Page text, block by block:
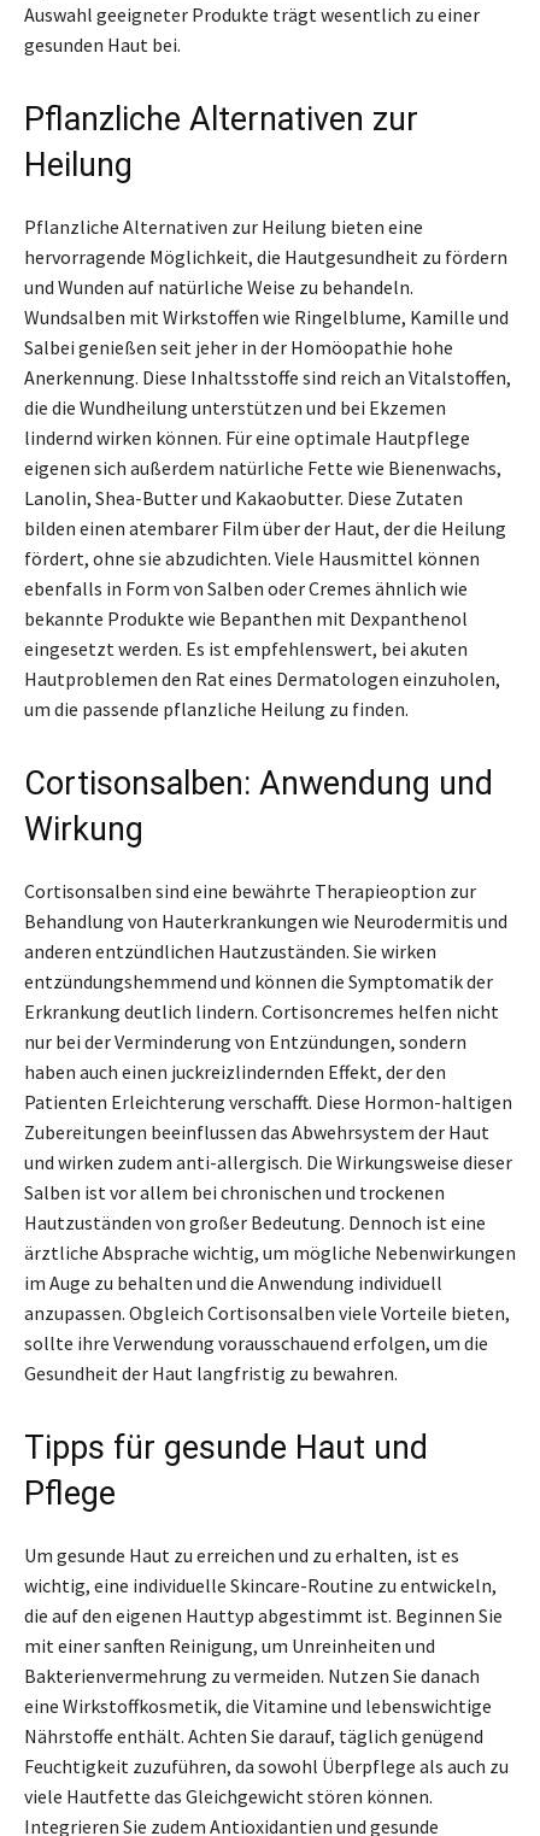
Auswahl geeigneter Produkte trägt wesentlich zu einer
gesunden Haut bei.
Pflanzliche Alternativen zur
Heilung
Pflanzliche Alternativen zur Heilung bieten eine
hervorragende Möglichkeit, die Hautgesundheit zu fördern
und Wunden auf natürliche Weise zu behandeln.
Wundsalben mit Wirkstoffen wie Ringelblume, Kamille und
Salbei genießen seit jeher in der Homöopathie hohe
Anerkennung. Diese Inhaltsstoffe sind reich an Vitalstoffen,
die die Wundheilung unterstützen und bei Ekzemen
lindernd wirken können. Für eine optimale Hautpflege
eigenen sich außerdem natürliche Fette wie Bienenwachs,
Lanolin, Shea-Butter und Kakaobutter. Diese Zutaten
bilden einen atembarer Film über der Haut, der die Heilung
fördert, ohne sie abzudichten. Viele Hausmittel können
ebenfalls in Form von Salben oder Cremes ähnlich wie
bekannte Produkte wie Bepanthen mit Dexpanthenol
eingesetzt werden. Es ist empfehlenswert, bei akuten
Hautproblemen den Rat eines Dermatologen einzuholen,
um die passende pflanzliche Heilung zu finden.
Cortisonsalben: Anwendung und
Wirkung
Cortisonsalben sind eine bewährte Therapieoption zur
Behandlung von Hauterkrankungen wie Neurodermitis und
anderen entzündlichen Hautzuständen. Sie wirken
entzündungshemmend und können die Symptomatik der
Erkrankung deutlich lindern. Cortisoncremes helfen nicht
nur bei der Verminderung von Entzündungen, sondern
haben auch einen juckreizlindernden Effekt, der den
Patienten Erleichterung verschafft. Diese Hormon-haltigen
Zubereitungen beeinflussen das Abwehrsystem der Haut
und wirken zudem anti-allergisch. Die Wirkungsweise dieser
Salben ist vor allem bei chronischen und trockenen
Hautzuständen von großer Bedeutung. Dennoch ist eine
ärztliche Absprache wichtig, um mögliche Nebenwirkungen
im Auge zu behalten und die Anwendung individuell
anzupassen. Obgleich Cortisonsalben viele Vorteile bieten,
sollte ihre Verwendung vorausschauend erfolgen, um die
Gesundheit der Haut langfristig zu bewahren.
Tipps für gesunde Haut und
Pflege
Um gesunde Haut zu erreichen und zu erhalten, ist es
wichtig, eine individuelle Skincare-Routine zu entwickeln,
die auf den eigenen Hauttyp abgestimmt ist. Beginnen Sie
mit einer sanften Reinigung, um Unreinheiten und
Bakterienvermehrung zu vermeiden. Nutzen Sie danach
eine Wirkstoffkosmetik, die Vitamine und lebenswichtige
Nährstoffe enthält. Achten Sie darauf, täglich genügend
Feuchtigkeit zuzuführen, da sowohl Überpflege als auch zu
viele Hautfette das Gleichgewicht stören können.
Integrieren Sie zudem Antioxidantien und gesunde